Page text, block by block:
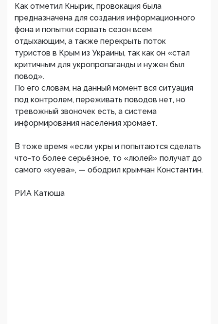
Как отметил Кнырик, провокация была
предназначена для создания информационного
фона и попытки сорвать сезон всем
отдыхающим, а также перекрыть поток
туристов в Крым из Украины, так как он «стал
критичным для укропропаганды и нужен был
повод».
По его словам, на данный момент вся ситуация
под контролем, переживать поводов нет, но
тревожный звоночек есть, а система
информирования населения хромает.
В тоже время «если укры и попытаются сделать
что-то более серьёзное, то «люлей» получат до
самого «куева», — ободрил крымчан Константин.
РИА Катюша